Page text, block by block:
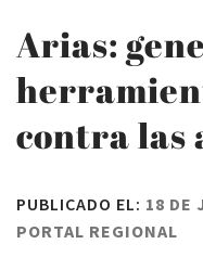
Arias:
contra las
PUBLICADO EL: 18 DE
PORTAL REGIONAL